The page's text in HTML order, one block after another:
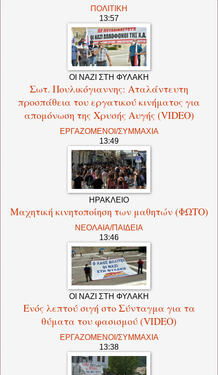
ΠΟΛΙΤΙΚΗ
13:57
ΟΙ ΝΑΖΙ ΣΤΗ ΦΥΛΑΚΗ
Σωτ. Πουλικόγιαννης: Αταλάντευτη
προσπάθεια του εργατικού κινήματος για
απομόνωση της Χρυσής Αυγής (VIDEO)
ΕΡΓΑΖΟΜΕΝΟΙ/ΣΥΜΜΑΧΙΑ
13:49
ΗΡΑΚΛΕΙΟ
Μαχητική κινητοποίηση των μαθητών (ΦΩΤΟ)
ΝΕΟΛΑΙΑ/ΠΑΙΔΕΙΑ
13:46
ΟΙ ΝΑΖΙ ΣΤΗ ΦΥΛΑΚΗ
Ενός λεπτού σιγή στο Σύνταγμα για τα
θύματα του φασισμού (VIDEO)
ΕΡΓΑΖΟΜΕΝΟΙ/ΣΥΜΜΑΧΙΑ
13:38